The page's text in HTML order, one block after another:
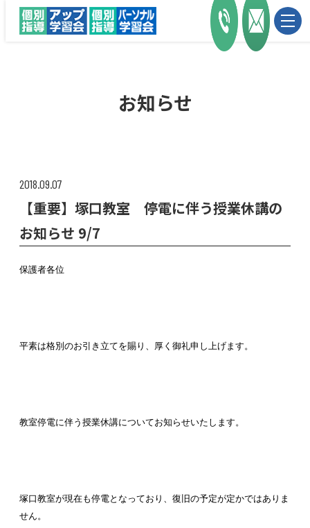
お知らせ
2018.09.07
【重要】塚口教室 停電に伴う授業休講の
お知らせ 9/7
保護者各位
平素は格別のお引き立てを賜り、厚く御礼申し上げます。
教室停電に伴う授業休講についてお知らせいたします。
塚口教室が現在も停電となっており、復旧の予定が定かではありま
せん。